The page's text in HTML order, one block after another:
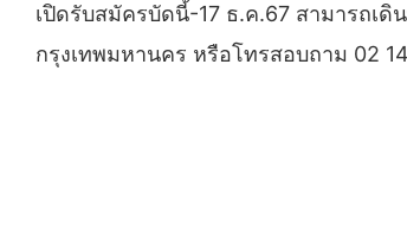
เปิดรับสมัครบัดนี้-17 ธ.ค.67 สามารถเ
กรุงเทพมหานคร หรือโทรสอบถาม 02